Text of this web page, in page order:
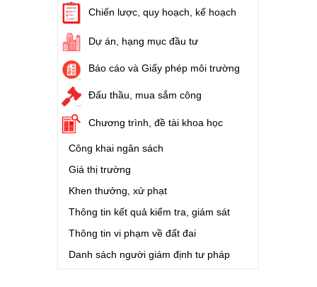
(05/08/2026)
Số:1699/QĐ-UBND
Tên:
dùng chung tỉnh Lai Châu (Phiên bản 1.0))
Ngày ban hành: (05/08/2026) -Ngày hiệu lực:
(05/08/2026)
(Quyết định Phê duyệt phương án
đấu giá quyền sử dụng đất đối với 04 thửa
đất thương mại, dịch vụ năm 2026 trên địa
bàn tỉnh Lai Châu)
Ngày ban hành: (07/08/2026) - Ngày hiệu lực:
(07/08/2026)
Chiến lược, quy hoạch, kế hoạch
Dự án, hạng mục đầu tư
Báo cáo và Giấy phép môi trường
Đấu thầu, mua sắm công
Chương trình, đề tài khoa học
Công khai ngân sách
Giá thị trường
Khen thưởng, xử phạt
Thông tin kết quả kiểm tra, giám sát
Thông tin vi phạm về đất đai
Danh sách người giám định tư pháp